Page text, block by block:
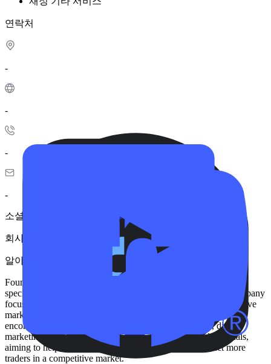
연락처
-
-
-
-
소셜
회사가 정보를 업데이트하지 않았습니다.
알아가기 frost+fire
Founded in 2018, frost+fire is a boutique creative agency that
specializes in serving the financial brokerage industry. The company
focuses on building strong brand identities and executing effective
marketing strategies for Forex and CFD brokers. Their services
encompass branding, website design and development, digital
marketing campaigns, and the creation of promotional materials,
aiming to help brokers differentiate themselves and attract more
traders in a competitive market.